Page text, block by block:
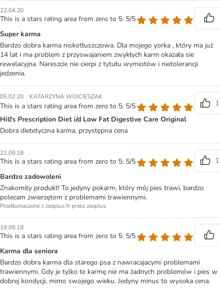
22.04.20
This is a stars rating area from zero to 5: 5/5
Super karma
Bardzo dobra karma niskotłuszczowa. Dla mojego yorka , który ma już
14 lat i ma problem z przyswajaniem zwykłych karm okazała sie
rewelacyjna. Nareszcie nie cierpi z tytułu wymiotów i nietolerancji
jedzenia.
05.02.20 | KATARZYNA WOJCIESZAK
This is a stars rating area from zero to 5: 5/5
1
Hill's Prescription Diet i/d Low Fat Digestive Care Original
Dobra dietetyczna karma, przystępna cena
21.09.18
This is a stars rating area from zero to 5: 5/5
1
Bardzo zadowoleni
Znakomity produkt! To jedyny pokarm, który mój pies trawi, bardzo
polecam zwierzętom z problemami trawiennymi.
Przetłumaczone z zooplus.fr przez zooplus
19.09.18
This is a stars rating area from zero to 5: 5/5
Karma dla seniora
Bardzo dobra karma dla starego psa z nawracajacymi problemami
trawiennymi. Gdy je tylko te karmę nie ma żadnych problemów i pies w
dobrej kondycji, mimo swojego wieku. Jedyny minus to wysoka cena.